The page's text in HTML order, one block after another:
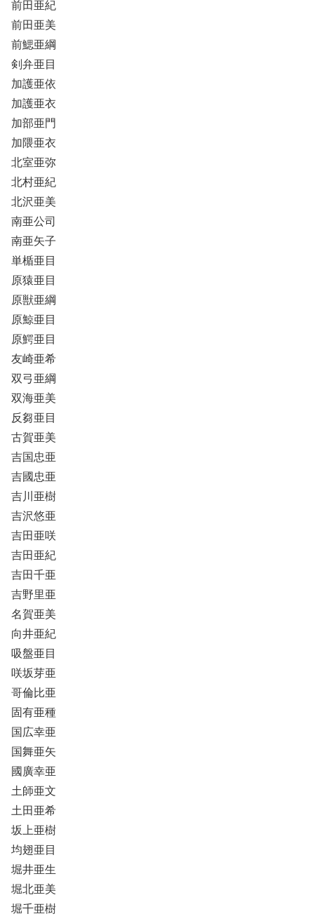
前田亜紀
前田亜美
前鰓亜綱
剣弁亜目
加護亜依
加護亜衣
加部亜門
加隈亜衣
北室亜弥
北村亜紀
北沢亜美
南亜公司
南亜矢子
単楯亜目
原猿亜目
原獣亜綱
原鯨亜目
原鰐亜目
友崎亜希
双弓亜綱
双海亜美
反芻亜目
古賀亜美
吉国忠亜
吉國忠亜
吉川亜樹
吉沢悠亜
吉田亜咲
吉田亜紀
吉田千亜
吉野里亜
名賀亜美
向井亜紀
吸盤亜目
咲坂芽亜
哥倫比亜
固有亜種
国広幸亜
国舞亜矢
國廣幸亜
土師亜文
土田亜希
坂上亜樹
均翅亜目
堀井亜生
堀北亜美
堀千亜樹